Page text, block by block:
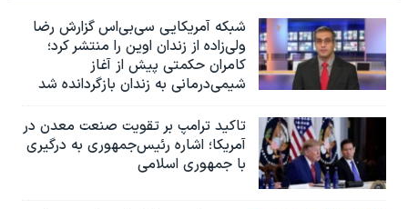
شبکه آمریکایی سی‌بی‌‌اس گزارش رضا
ولی‌زاده از زندان اوین را منتشر کرد؛
کامران حکمتی پیش از آغاز
شیمی‌درمانی به زندان بازگردانده شد
تاکید ترامپ بر تقویت صنعت معدن در
آمریکا؛ اشاره رئیس‌جمهوری به درگیری
با جمهوری اسلامی